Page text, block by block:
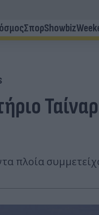
ΣπορShowbiz
πλοία